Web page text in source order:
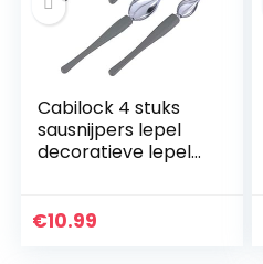
Cabilock 4 stuks
sausnijpers lepel
decoratieve lepel
decoratieve lepel
€10.99